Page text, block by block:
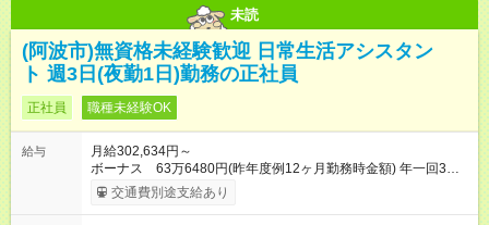
未読
(阿波市)無資格未経験歓迎 日常生活アシスタン
ト 週3日(夜勤1日)勤務の正社員
正社員 職種未経験OK
給与
月給302,634円～
ボーナス 63万6480円(昨年度例12ヶ月勤務時金額) 年一回3月
末日 支給 月給×12ヶ月+賞与=年収 ・昇給あり ・賃金は月末締
切、翌月25日支払い 【試用期間】試用期間あり 試用期間の長
交通費別途支給あり